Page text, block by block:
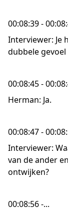
00:08:39 -
Interviewer: Je
dubbele
00:08:45 -
Herman: Ja.
00:08:47 -
Interviewer:
van de ander
ontwijken?
00:08:56 -...